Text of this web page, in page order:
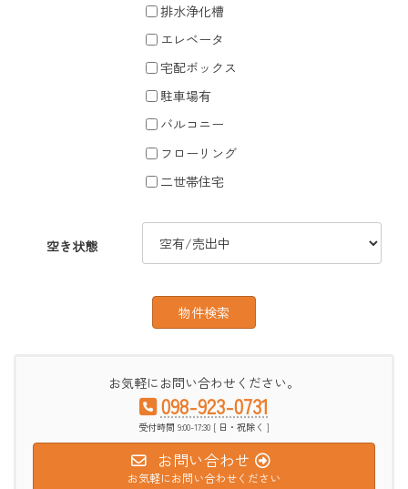
排水浄化槽
エレベータ
宅配ボックス
駐車場有
バルコニー
フローリング
二世帯住宅
空き状態
お気軽にお問い合わせください。
098-923-0731
受付時間 9:00-17:30 [ 日・祝除く ]
お問い合わせ
お気軽にお問い合わせください